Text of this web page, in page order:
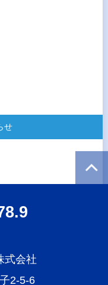
せ
式会社
2-5-6